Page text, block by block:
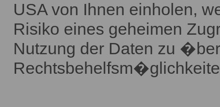
USA von Ihnen einholen,
Risiko eines geheimen
Nutzung der Daten zu